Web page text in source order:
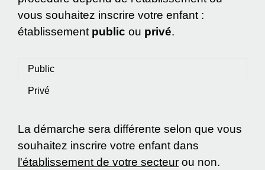
vous souhaitez inscrire votre enfant :
établissement public ou privé.
Public
Privé
La démarche sera différente selon que vous
souhaitez inscrire votre enfant dans
l'établissement de votre secteur ou non.